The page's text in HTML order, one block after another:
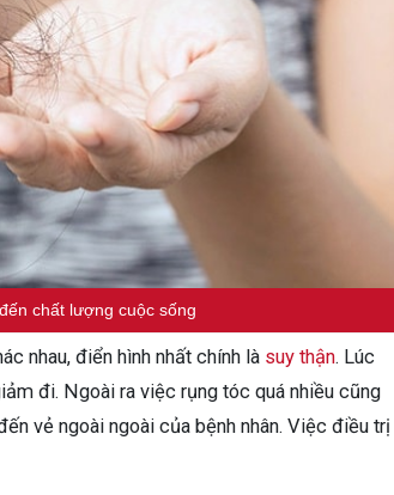
chất lượng cuộc sống
nhau, điển hình nhất chính là suy thận. Lúc
đi. Ngoài ra việc rụng tóc quá nhiều cũng
vẻ ngoài ngoài của bệnh nhân. Việc điều trị